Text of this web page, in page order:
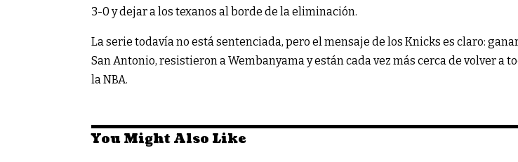
3-0 y dejar a los texanos al borde de la eliminación.
La serie todavía no está sentenciada, pero el mensaje de los Knicks es claro:
San Antonio, resistieron a Wembanyama y están cada vez más cerca de volver a
la NBA.
You Might Also Like